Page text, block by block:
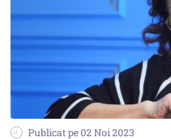
Publicat pe 02 Noi 2023